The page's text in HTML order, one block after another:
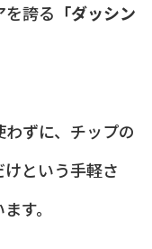
誇る 「ダッシン
ずに、チップの
という手軽さ
す。